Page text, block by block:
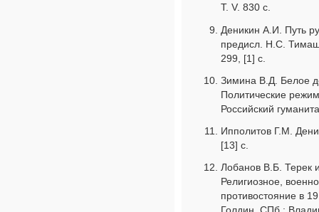
Т. V. 830 с.
Деникин А.И. Путь
предисл. Н.С.
299, [1] с.
Зимина В.Д. Белое
Политические
Российский
Ипполитов Г.М.
[13] с.
Лобанов В.Б. Терек
Религиозное,
противостояние в